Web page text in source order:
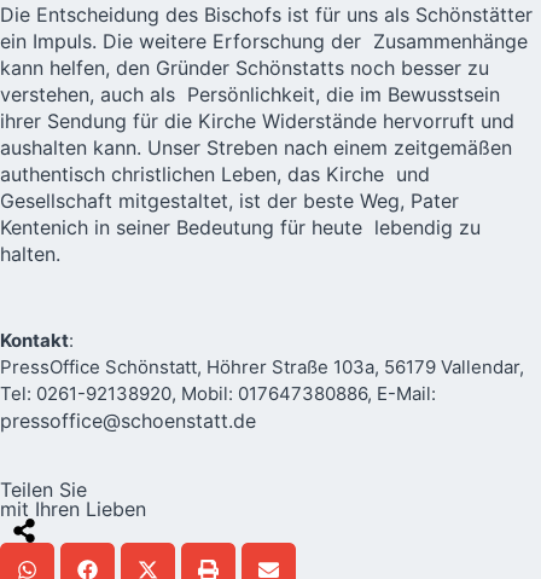
Die Entscheidung des Bischofs ist für uns als Schönstätter
ein Impuls. Die weitere Erforschung der Zusammenhänge
kann helfen, den Gründer Schönstatts noch besser zu
verstehen, auch als Persönlichkeit, die im Bewusstsein
ihrer Sendung für die Kirche Widerstände hervorruft und
aushalten kann. Unser Streben nach einem zeitgemäßen
authentisch christlichen Leben, das Kirche und
Gesellschaft mitgestaltet, ist der beste Weg, Pater
Kentenich in seiner Bedeutung für heute lebendig zu
halten.
Kontakt:
PressOffice Schönstatt, Höhrer Straße 103a, 56179 Vallendar,
Tel: 0261-92138920, Mobil: 017647380886, E-Mail:
pressoffice@schoenstatt.de
Teilen Sie
mit Ihren Lieben